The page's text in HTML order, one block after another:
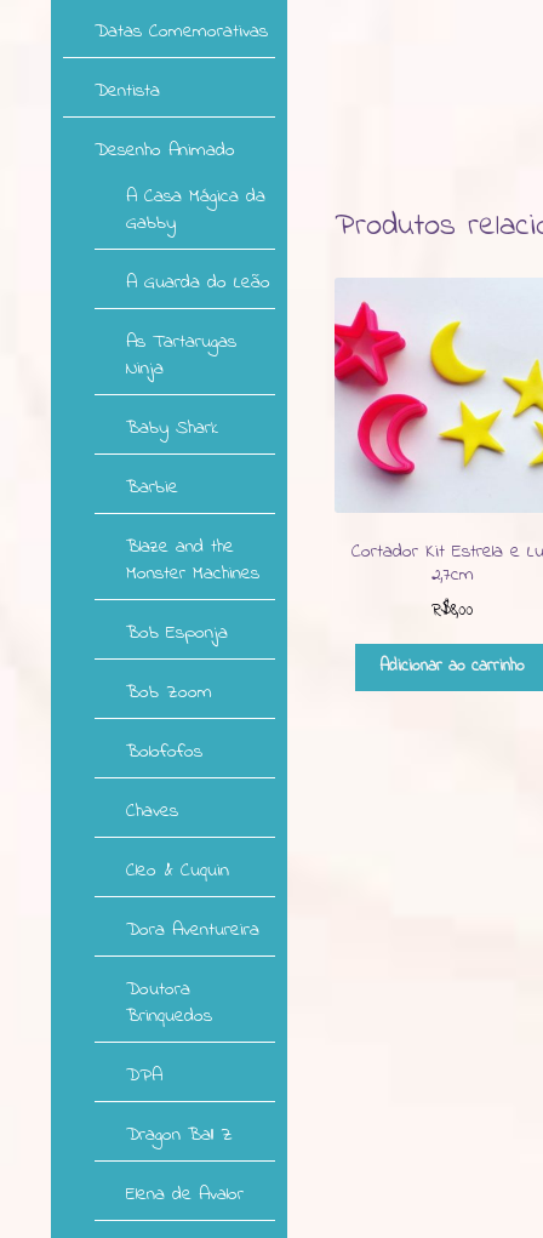
Produtos
Cortador Kit Estrela e
2,7cm
R$8,00
Adicionar ao carrinho
Datas Comemorativas
Dentista
Desenho Animado
A Casa Mágica da
Gabby
A Guarda do Leão
As Tartarugas
Ninja
Baby Shark
Barbie
Blaze and the
Monster Machines
Bob Esponja
Bob Zoom
Bolofofos
Chaves
Cleo & Cuquin
Dora Aventureira
Doutora
Brinquedos
DPA
Dragon Ball Z
Elena de Avalor